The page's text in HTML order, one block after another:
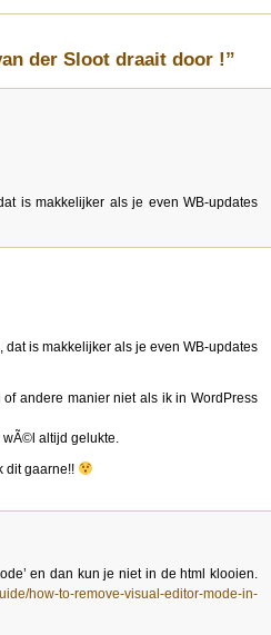
der Sloot draait door !”
is makkelijker als je even WB-updates
dat is makkelijker als je even WB-updates
andere manier niet als ik in WordPress
altijd gelukte.
dit gaarne!!
en dan kun je niet in de html klooien.
how-to-remove-visual-editor-mode-in-